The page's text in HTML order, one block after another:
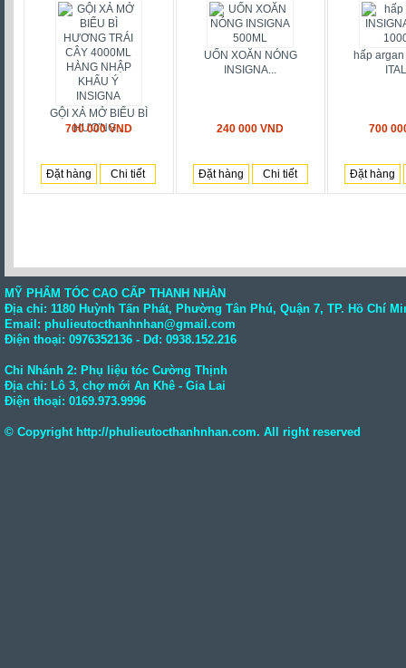
GỘI XẢ MỞ BIỂU BÌ
HƯƠNG...
700 000 VND
Đặt hàng Chi tiết
UỐN XOĂN NÓNG
INSIGNA...
240 000 VND
Đặt hàng Chi tiết
hấp argan
700
Đặt hàng
MỸ PHẨM TÓC CAO CẤP THANH NHÀN
Địa chỉ: 1180 Huỳnh Tấn Phát, Phường Tân Phú, Quận 7, TP. Hồ Chí
Email: phulieutocthanhnhan@gmail.com
Điện thoại: 0976352136 - Dđ: 0938.152.216
Chi Nhánh 2: Phụ liệu tóc Cường Thịnh
Địa chỉ: Lô 3, chợ mới An Khê - Gia Lai
Điện thoại: 0169.973.9996
© Copyright http://phulieutocthanhnhan.com. All right reserved